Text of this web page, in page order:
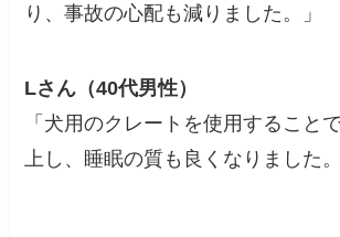
り、事故の心配も減りました。」
Lさん（40代男性）
「犬用のクレートを使用すること
上し、睡眠の質も良くなりました。